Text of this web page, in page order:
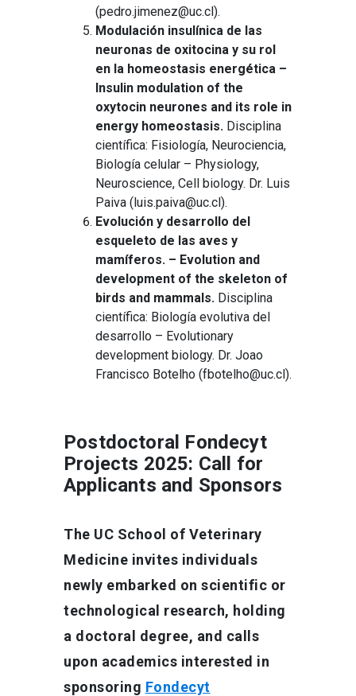
(pedro.jimenez@uc.cl).
Modulación insulínica de las
neuronas de oxitocina y su rol
en la homeostasis energética –
Insulin modulation of the
oxytocin neurones and its role in
energy homeostasis. Disciplina
científica: Fisiología, Neurociencia,
Biología celular – Physiology,
Neuroscience, Cell biology. Dr. Luis
Paiva (luis.paiva@uc.cl).
Evolución y desarrollo del
esqueleto de las aves y
mamíferos. – Evolution and
development of the skeleton of
birds and mammals. Disciplina
científica: Biología evolutiva del
desarrollo – Evolutionary
development biology. Dr. Joao
Francisco Botelho (fbotelho@uc.cl).
Postdoctoral Fondecyt
Projects 2025: Call for
Applicants and Sponsors
The UC School of Veterinary
Medicine invites individuals
newly embarked on scientific or
technological research, holding
a doctoral degree, and calls
upon academics interested in
sponsoring Fondecyt